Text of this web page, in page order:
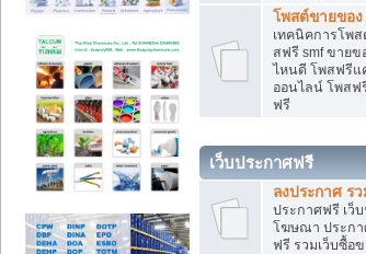
โพสต์ขายของ
เทคนิคการโพ
สฟรี smf ขาย
ไหนดี โพสฟรีแ
ออนไลน์ โพสฟ
ฟรี
เว็บประกาศฟรี
ลงประกาศ ร
ประกาศฟรี เว็
โฆษณา ประกา
ฟรี รวมเว็บซื้อ